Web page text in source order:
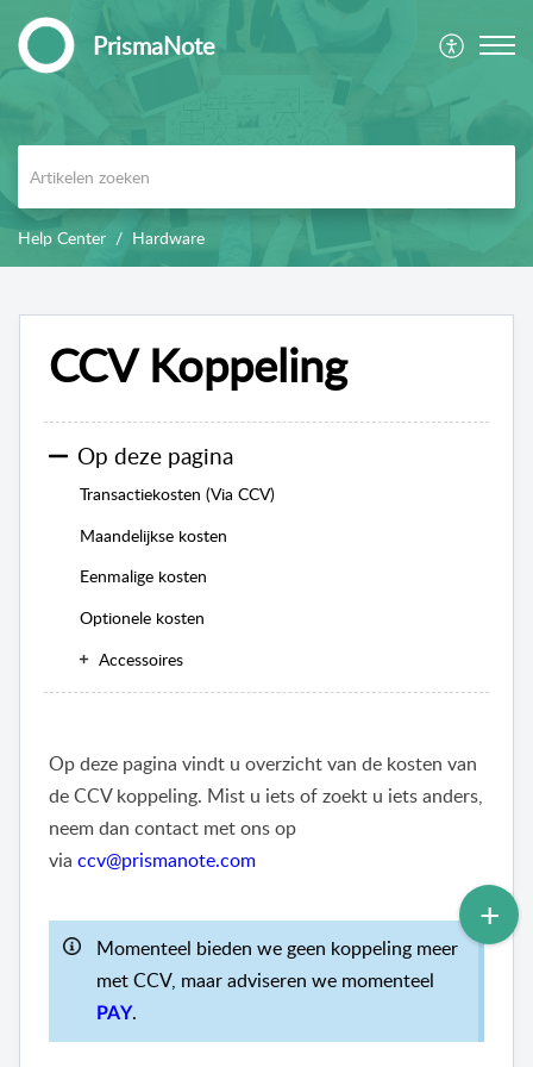
PrismaNote
Help Center Hardware
CCV Koppeling
Op deze pagina
Transactiekosten (Via CCV)
Maandelijkse kosten
Eenmalige kosten
Optionele kosten
Accessoires
Op deze pagina vindt u overzicht van de kosten van
de CCV koppeling. Mist u iets of zoekt u iets anders,
neem dan contact met ons op
via ccv@prismanote.com
Momenteel bieden we geen koppeling meer
met CCV, maar adviseren we momenteel
PAY.